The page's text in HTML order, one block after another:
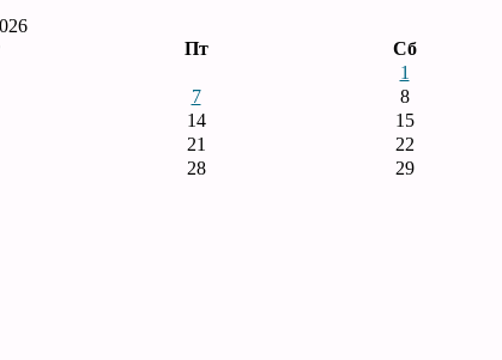
Пт Сб
1
7 8
14 15
21 22
28 29